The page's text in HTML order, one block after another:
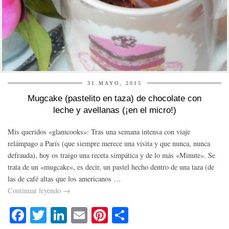
31 MAYO, 2015
Mugcake (pastelito en taza) de chocolate con
leche y avellanas (¡en el micro!)
Mis queridos «glamcooks»: Tras una semana intensa con viaje
relámpago a París (que siempre merece una visita y que nunca, nunca
defrauda), hoy os traigo una receta simpática y de lo más «Minute». Se
trata de un «mugcake«, es decir, un pastel hecho dentro de una taza (de
las de café altas que los americanos …
Continuar leyendo →
Fa T Li E Pi